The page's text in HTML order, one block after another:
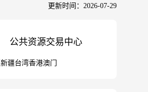
更新时间：2026-07-29
公共资源交易中心
新疆台湾香港澳门